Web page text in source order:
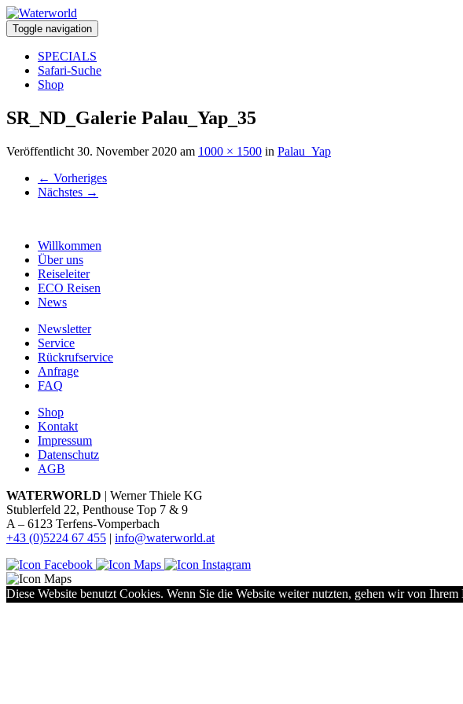
Toggle navigation
SPECIALS
Safari-Suche
Shop
SR_ND_Galerie Palau_Yap_35
Veröffentlicht 30. November 2020 am 1000 × 1500 in Palau_Yap
← Vorheriges
Nächstes →
Willkommen
Über uns
Reiseleiter
ECO Reisen
News
Newsletter
Service
Rückrufservice
Anfrage
FAQ
Shop
Kontakt
Impressum
Datenschutz
AGB
WATERWORLD | Werner Thiele KG
Stublerfeld 22, Penthouse Top 7 & 9
A – 6123 Terfens-Vomperbach
+43 (0)5224 67 455 | info@waterworld.at
Diese Website benutzt Cookies. Wenn Sie die Website weiter nutzten, gehen wir von Ihrem